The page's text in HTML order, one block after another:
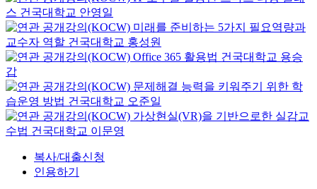
스 건국대학교 안영일
미래를 준비하는 5가지 필요역량과
교수자 역할 건국대학교 홍성원
Office 365 활용법 건국대학교 용승
갑
문제해결 능력을 키워주기 위한 학
습운영 방법 건국대학교 오준일
가상현실(VR)을 기반으로한 실감교
수법 건국대학교 이문영
복사/대출신청
인용하기